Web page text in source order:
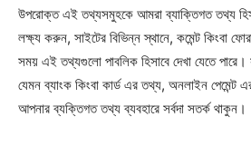
উপরোক্ত এই তথ্যসমুহকে আমরা ব্যাক্তিগত তথ্য
লক্ষ্য করুন, সাইটের বিভিন্ন স্থানে, কমেন্ট কিংবা
সময় এই তথ্যগুলো পাবলিক হিসাবে দেখা যেতে
যেমন ব্যাংক কিংবা কার্ড এর তথ্য, অনলাইন পেমেন্ট
আপনার ব্যক্তিগত তথ্য ব্যবহারে সর্বদা সতর্ক থাকুন।